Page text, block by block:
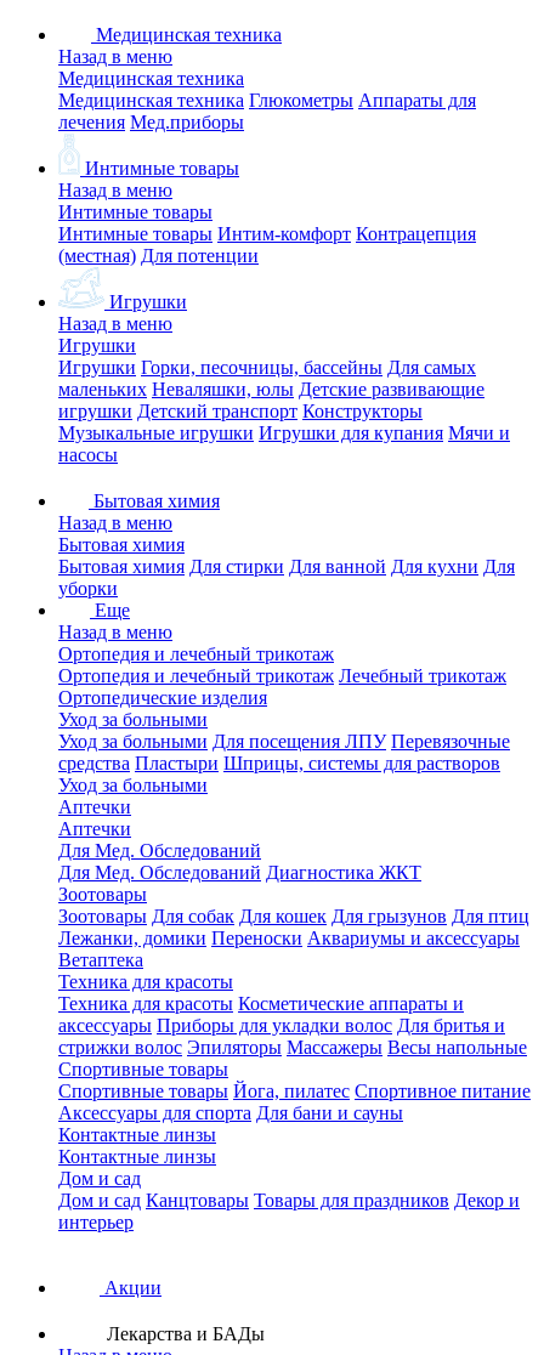
Медицинская техника
Назад в меню
Медицинская техника
Медицинская техника Глюкометры Аппараты для
лечения Мед.приборы
Интимные товары
Назад в меню
Интимные товары
Интимные товары Интим-комфорт Контрацепция
(местная) Для потенции
Игрушки
Назад в меню
Игрушки
Игрушки Горки, песочницы, бассейны Для самых
маленьких Неваляшки, юлы Детские развивающие
игрушки Детский транспорт Конструкторы
Музыкальные игрушки Игрушки для купания Мячи и
насосы
Бытовая химия
Назад в меню
Бытовая химия
Бытовая химия Для стирки Для ванной Для кухни Для
уборки
Еще
Назад в меню
Ортопедия и лечебный трикотаж
Ортопедия и лечебный трикотаж Лечебный трикотаж
Ортопедические изделия
Уход за больными
Уход за больными Для посещения ЛПУ Перевязочные
средства Пластыри Шприцы, системы для растворов
Уход за больными
Аптечки
Аптечки
Для Мед. Обследований
Для Мед. Обследований Диагностика ЖКТ
Зоотовары
Зоотовары Для собак Для кошек Для грызунов Для птиц
Лежанки, домики Переноски Аквариумы и аксессуары
Ветаптека
Техника для красоты
Техника для красоты Косметические аппараты и
аксессуары Приборы для укладки волос Для бритья и
стрижки волос Эпиляторы Массажеры Весы напольные
Спортивные товары
Спортивные товары Йога, пилатес Спортивное питание
Аксессуары для спорта Для бани и сауны
Контактные линзы
Контактные линзы
Дом и сад
Дом и сад Канцтовары Товары для праздников Декор и
интерьер
Акции
Лекарства и БАДы